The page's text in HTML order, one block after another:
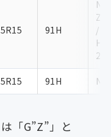
91H
/
H /
2H
91H
「G”Z”」と